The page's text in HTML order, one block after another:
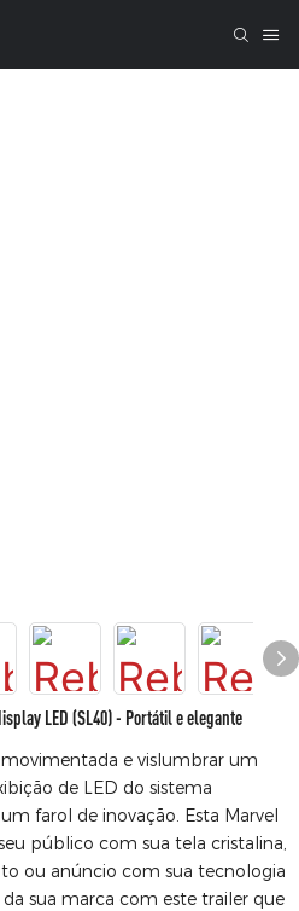
LED (SL40) - Portátil e elegante
e vislumbrar um
de LED do sistema
farol de inovação. Esta Marvel
público com sua tela cristalina,
ou anúncio com sua tecnologia
sua marca com este trailer que